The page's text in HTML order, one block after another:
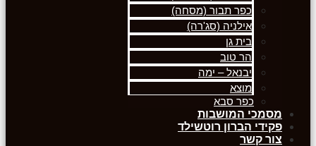
כפר תבור (מסחה)
אילניה (סג'רה)
בית גן
הר טוב
יבנאל – ימה
מוצא
כפר סבא
מסמכי המושבות
פקידי הברון רוטשילד
צור קשר